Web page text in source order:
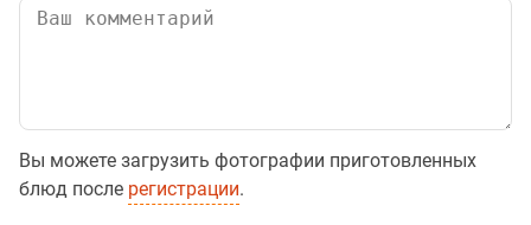
Вы можете загрузить фотографии приготовленных
блюд после регистрации.